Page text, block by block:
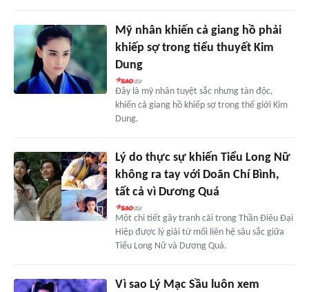
Mỹ nhân khiến cả giang hồ phải
khiếp sợ trong tiểu thuyết Kim
Dung
Đây là mỹ nhân tuyệt sắc nhưng tàn độc,
khiến cả giang hồ khiếp sợ trong thế giới Kim
Dung.
Lý do thực sự khiến Tiểu Long Nữ
không ra tay với Doãn Chí Bình,
tất cả vì Dương Quá
Một chi tiết gây tranh cãi trong Thần Điêu Đại
Hiệp được lý giải từ mối liên hệ sâu sắc giữa
Tiểu Long Nữ và Dương Quá.
Vì sao Lý Mạc Sầu luôn xem